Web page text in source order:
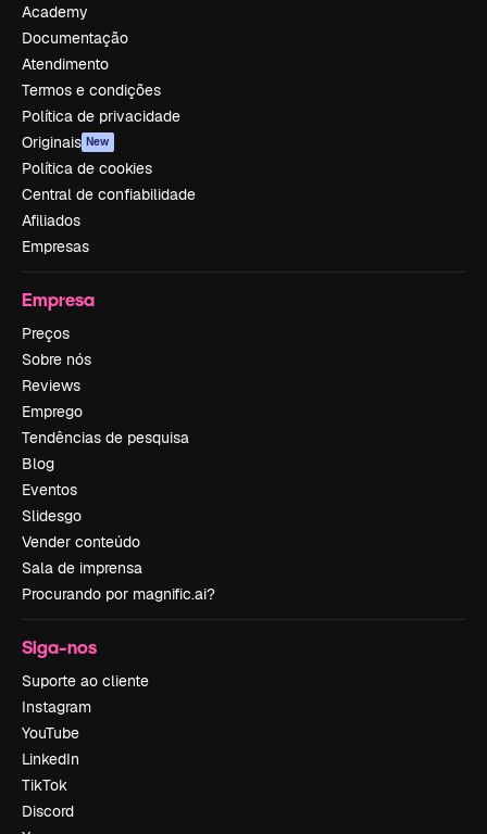
Academy
Documentação
Atendimento
Termos e condições
Política de privacidade
Originais New
Política de cookies
Central de confiabilidade
Afiliados
Empresas
Empresa
Preços
Sobre nós
Reviews
Emprego
Tendências de pesquisa
Blog
Eventos
Slidesgo
Vender conteúdo
Sala de imprensa
Procurando por magnific.ai?
Siga-nos
Suporte ao cliente
Instagram
YouTube
LinkedIn
TikTok
Discord